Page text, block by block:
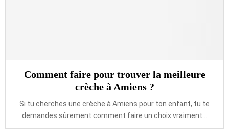
Comment faire pour trouver la meilleure
crèche à Amiens ?
Si tu cherches une crèche à Amiens pour ton enfant, tu te
demandes sûrement comment faire un choix vraiment...